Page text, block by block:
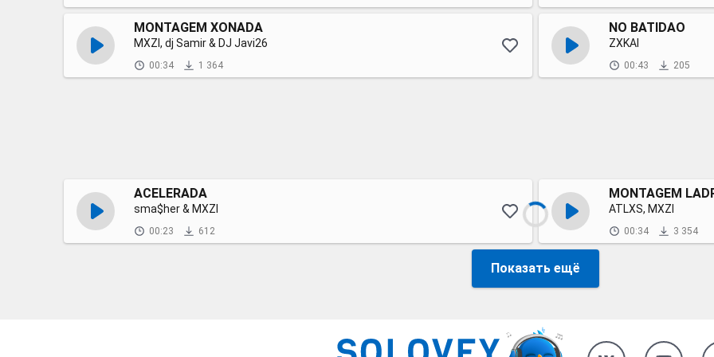
MONTAGEM XONADA
MXZI, dj Samir & DJ Javi26
00:34 1 364
NO BATIDAO
ZXKAI
00:43 205
ACELERADA
sma$her & MXZI
00:23 612
MONTAGEM
ATLXS, MXZI
00:34 3 354
Показать ещё